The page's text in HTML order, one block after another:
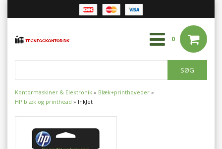
0
Kontormaskiner & Elektronik » Blæk+printhoveder »
HP blæk og printhead » InkJet